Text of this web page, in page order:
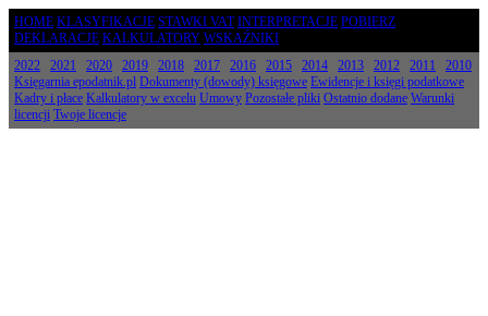
HOME KLASYFIKACJE STAWKI VAT INTERPRETACJE POBIERZ
DEKLARACJE KALKULATORY WSKAŹNIKI
2022
2021 2020 2019 2018 2017 2016 2015 2014 2013 2012 2011
2010
Księgarnia epodatnik.pl Dokumenty (dowody) księgowe Ewidencje i księgi podatkowe
Kadry i płace Kalkulatory w excelu Umowy Pozostałe pliki Ostatnio dodane Warunki
licencji Twoje licencje